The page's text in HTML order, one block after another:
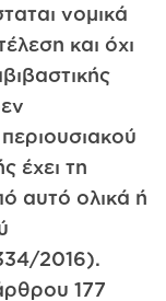
νομικά
και όχι
έχει τη
αυτό ολικά ή
2016).
177